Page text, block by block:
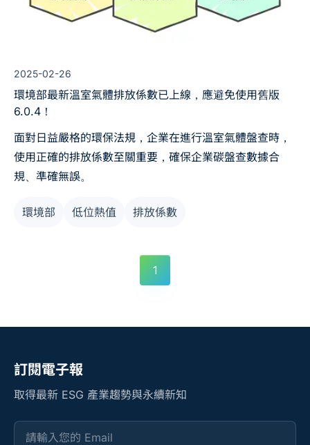
2025-02-26
環境部最新溫室氣體排放係數已上線，應避免使用舊版
6.0.4！
面對日益嚴格的環保法規，企業在進行溫室氣體盤查時，
使用正確的排放係數至關重要，確保企業碳盤查數據合
規、準確無誤。
環境部 低位熱值 排放係數
1
訂閱電子報
取得最新 ESG 產業趨勢與永續新知
請輸入您的 Email